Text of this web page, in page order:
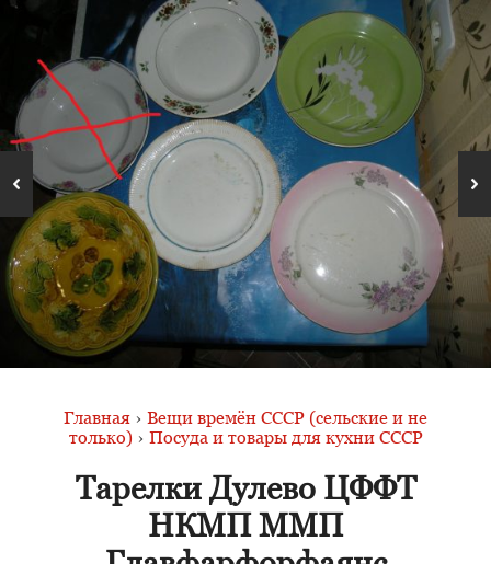
Главная › Вещи времён СССР (сельские и не
только) › Посуда и товары для кухни СССР
Тарелки Дулево ЦФФТ
НКМП ММП